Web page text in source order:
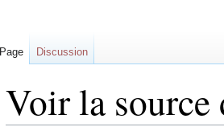
Voir la
Page Discussion